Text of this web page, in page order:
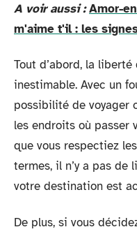
A voir aussi : Amor-
m'aime t'il : les
Tout d’abord, la
inestimable. Avec un
possibilité de voyager
les endroits où passer
que vous respectiez
termes, il n’y a pas
votre destination est
De plus, si vous